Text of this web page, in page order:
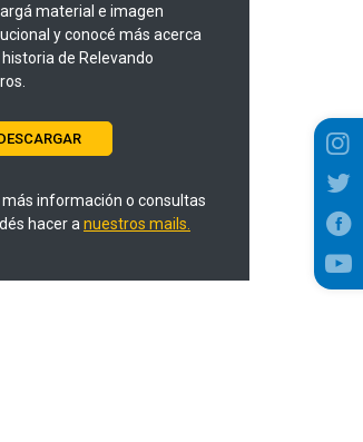
material e imagen
y conocé más acerca
de Relevando
más información o consultas
hacer a nuestros mails.